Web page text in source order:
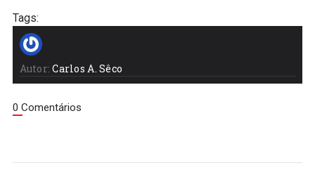
Tags:
Autor: Carlos A. Sêco
0 Comentários